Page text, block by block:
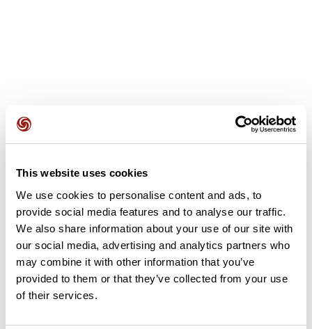
This website uses cookies
We use cookies to personalise content and ads, to
provide social media features and to analyse our traffic.
We also share information about your use of our site with
our social media, advertising and analytics partners who
may combine it with other information that you’ve
provided to them or that they’ve collected from your use
of their services.
Ajouter un avis
Découvrez ce parcours de vélo de 73 km à proximité de